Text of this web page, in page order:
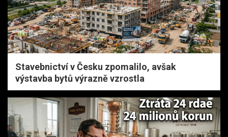
Stavebnictví v Česku zpomalilo, avšak
výstavba bytů výrazně vzrostla